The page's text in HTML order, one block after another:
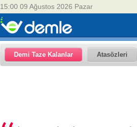
15:00 09 Ağustos 2026 Pazar
Demi Taze Kalanlar Atasözleri